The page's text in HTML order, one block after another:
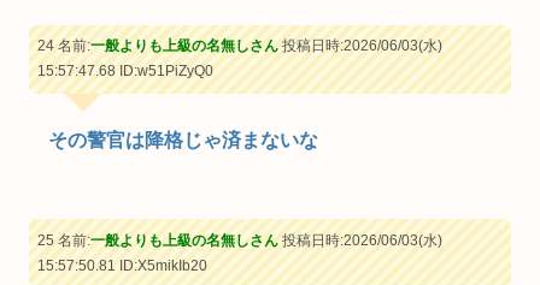
24 名前:一般よりも上級の名無しさん投稿日時:2026/06/03(水)
15:57:47.68ID:w51PiZyQ0
その警官は降格じゃ済まないな
25 名前:一般よりも上級の名無しさん投稿日時:2026/06/03(水)
15:57:50.81ID:X5mikIb20